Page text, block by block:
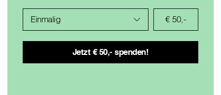
Einmalig